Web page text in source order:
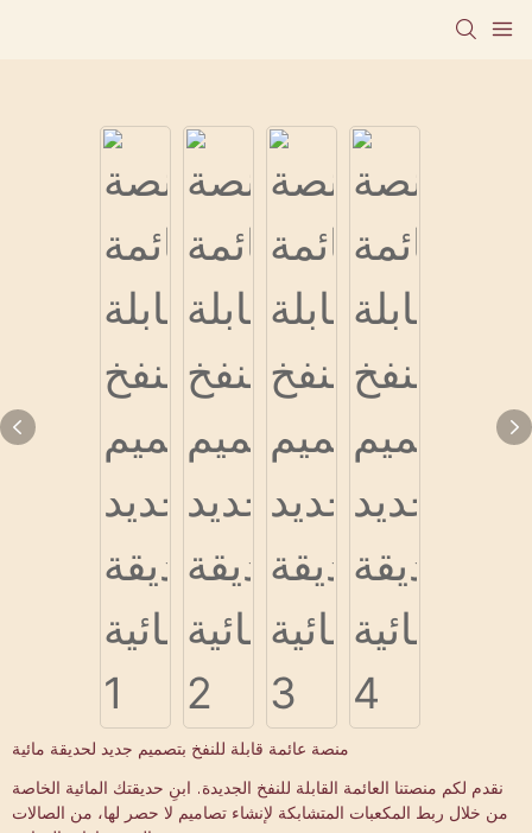
منصة عائمة قابلة للنفخ بتصميم جديد لحديقة مائية
نقدم لكم منصتنا العائمة القابلة للنفخ الجديدة. ابنِ حديقتك المائية الخاصة
من خلال ربط المكعبات المتشابكة لإنشاء تصاميم لا حصر لها، من الصالات